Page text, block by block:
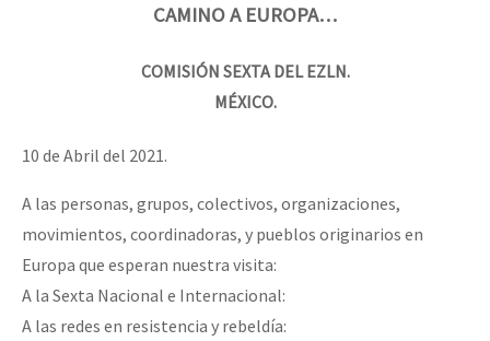
CAMINO A EUROPA…
COMISIÓN SEXTA DEL EZLN.
MÉXICO.
10 de Abril del 2021.
A las personas, grupos, colectivos, organizaciones,
movimientos, coordinadoras, y pueblos originarios en
Europa que esperan nuestra visita:
A la Sexta Nacional e Internacional:
A las redes en resistencia y rebeldía: